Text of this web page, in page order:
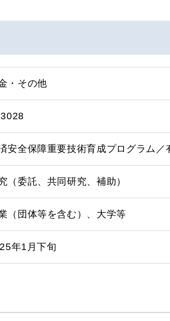
・その他
安全保障重要技術育成プログラム
（委託、共同研究、補助）
（団体等を含む）、大学等
年1月下旬